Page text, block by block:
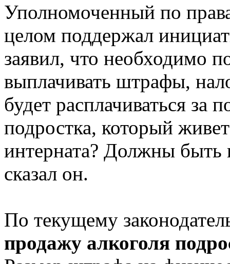
Уполномоченный по
целом поддержал
заявил, что необходимо
выплачивать штрафы,
будет расплачиваться за
подростка, который
интерната? Должны
сказал он.
По текущему
продажу алкоголя